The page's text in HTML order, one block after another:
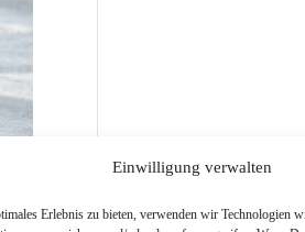
Einwilligung verwalten
Erlebnis zu bieten, verwenden wir Technologien